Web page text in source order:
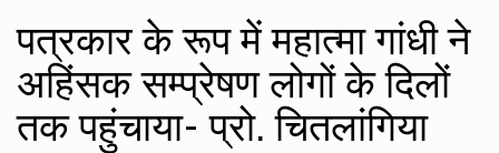
पत्रकार के रूप में महात्मा गांधी ने
अहिंसक सम्प्रेषण लोगों के दिलों
तक पहुंचाया- प्रो. चितलांगिया